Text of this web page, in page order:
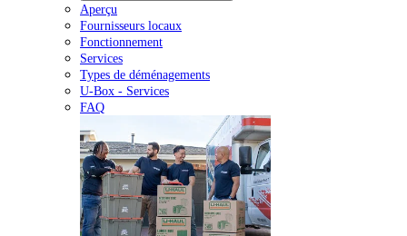
Aperçu
Fournisseurs locaux
Fonctionnement
Services
Types de déménagements
U-Box - Services
FAQ